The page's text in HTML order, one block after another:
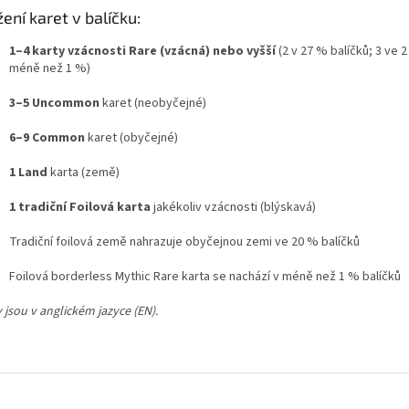
karet v balíčku:
1–4 karty vzácnosti Rare (vzácná) nebo vyšší(2 v 27 % balíčků; 3 ve
méně než 1 %)
3–5 Uncommon karet (neobyčejné)
6–9 Common karet (obyčejné)
1 Land karta (země)
1 tradiční Foilová karta jakékoliv vzácnosti (blýskavá)
Tradiční foilová země nahrazuje obyčejnou zemi ve 20 % balíčků
Foilová borderless Mythic Rare karta se nachází v méně než 1 % balíčků
v anglickém jazyce (EN).